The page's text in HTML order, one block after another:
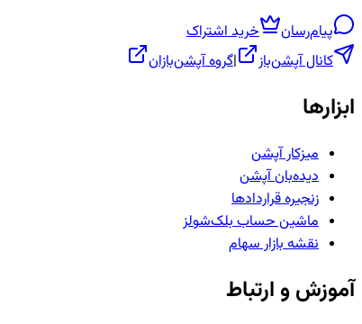
پیام‌رسان
خرید اشتراک
کانال آپشن‌باز
|گروه آپشن‌بازان
ابزارها
میزکار آپشن
دیده‌بان آپشن
زنجیره قراردادها
ماشین حساب بلک‌شولز
نقشه بازار سهام
آموزش و ارتباط